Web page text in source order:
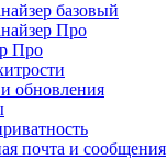
базовый
Про
Про
обновления
почта и сообщения